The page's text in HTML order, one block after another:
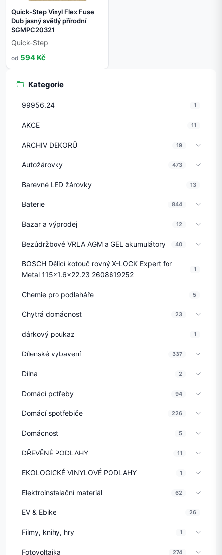
Quick-Step Vinyl Flex Fuse
Dub jasný světlý přírodní
SGMPC20321
Quick-Step
od 594 Kč
Kategorie
99956.24 1
AKCE 11
ARCHIV DEKORŮ 19
Autožárovky 473
Barevné LED žárovky 13
Baterie 844
Bazar a výprodej 12
Bezúdržbové VRLA AGM a GEL akumulátory 40
BOSCH Dělicí kotouč rovný X-LOCK Expert for
Metal 115x1.6x22.23 2608619252
1
Chemie pro podlaháře 5
Chytrá domácnost 23
dárkový poukaz 1
Dílenské vybavení 337
Dílna 2
Domácí potřeby 94
Domácí spotřebiče 226
Domácnost 5
DŘEVĚNÉ PODLAHY 11
EKOLOGICKÉ VINYLOVÉ PODLAHY 1
Elektroinstalační materiál 62
EV & Ebike 26
Filmy, knihy, hry 1
Fotovoltaika 274